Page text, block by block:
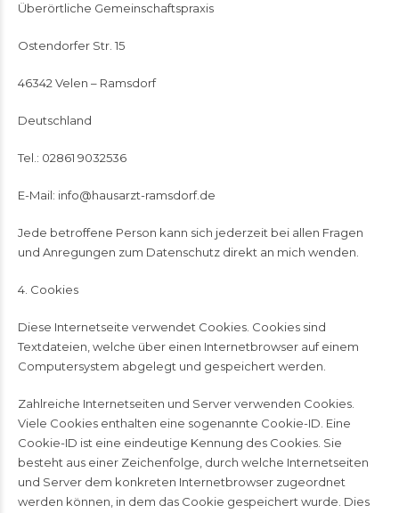
Überörtliche Gemeinschaftspraxis
Ostendorfer Str. 15
46342 Velen – Ramsdorf
Deutschland
Tel.: 02861 9032536
E-Mail: info@hausarzt-ramsdorf.de
Jede betroffene Person kann sich jederzeit bei allen Fragen
und Anregungen zum Datenschutz direkt an mich wenden.
4. Cookies
Diese Internetseite verwendet Cookies. Cookies sind
Textdateien, welche über einen Internetbrowser auf einem
Computersystem abgelegt und gespeichert werden.
Zahlreiche Internetseiten und Server verwenden Cookies.
Viele Cookies enthalten eine sogenannte Cookie-ID. Eine
Cookie-ID ist eine eindeutige Kennung des Cookies. Sie
besteht aus einer Zeichenfolge, durch welche Internetseiten
und Server dem konkreten Internetbrowser zugeordnet
werden können, in dem das Cookie gespeichert wurde. Dies